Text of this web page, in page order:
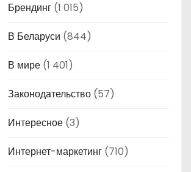
Брендинг (1 015)
В Беларуси (844)
В мире (1 401)
Законодательство (57)
Интересное (3)
Интернет-маркетинг (710)